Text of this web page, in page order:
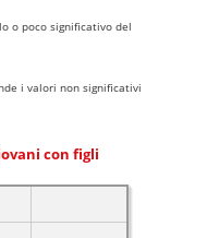
o poco significativo del
i valori non significativi
con figli